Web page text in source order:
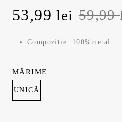
59,99
Prețul
inițial
fost:
59,99 lei.
53,99lei
Prețul
curent
53,99 lei.
Compozitie: 100%metal
UNICĂ
MĂRIME